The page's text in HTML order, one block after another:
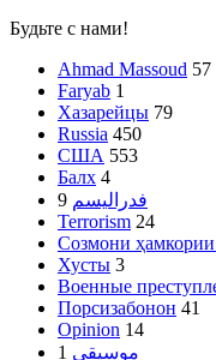
Будьте с нами!
Ahmad Massoud 57
Faryab 1
Хазарейцы 79
Russia 450
США 553
Балх 4
فدرالیسم 9
Terrorism 24
Созмони
Хусты 3
Военные
Порсизабонон 41
Opinion 14
موسیقی 1